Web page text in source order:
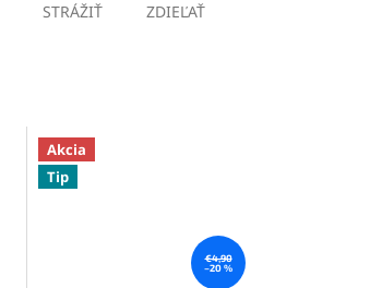
STRÁŽIŤ ZDIEĽAŤ
Akcia
Tip
€4,90
–20 %